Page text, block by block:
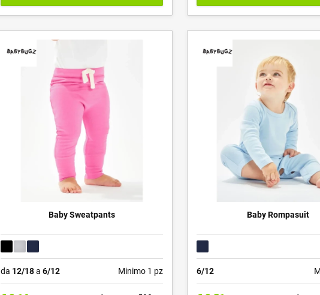
Baby Sweatpants
da 12/18a 6/12 Minimo 1 pz
Baby Rompasuit
6/12